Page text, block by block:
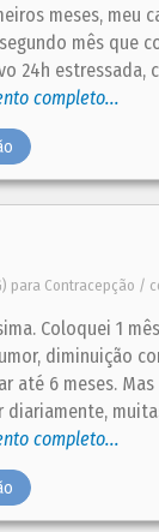
meses, meu
mês que
24h estressada,
completo...
para Contracepção /
Coloquei 1
diminuição
até 6 meses.
diariamente,
completo...